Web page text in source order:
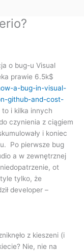
o bug-u Visual
prawie 6.5k$
a-bug-in-visual-
github-and-cost-
i kilka innych
czynienia z ciągiem
i koniec
Po pierwsze bug
a w zewnętrznej
ot
tylko, że
developer –
z kieszeni (i
Nie, nie na